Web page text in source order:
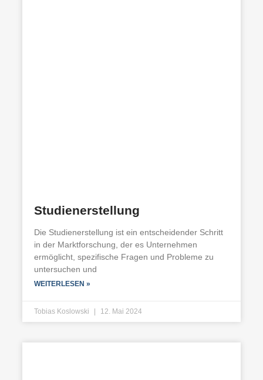
Studienerstellung
Die Studienerstellung ist ein entscheidender Schritt
in der Marktforschung, der es Unternehmen
ermöglicht, spezifische Fragen und Probleme zu
untersuchen und
WEITERLESEN »
Tobias Koslowski 12. Mai 2024